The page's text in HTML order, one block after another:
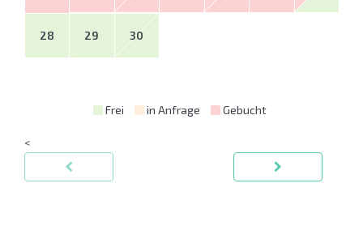
28 29 30
Frei in Anfrage Gebucht
<